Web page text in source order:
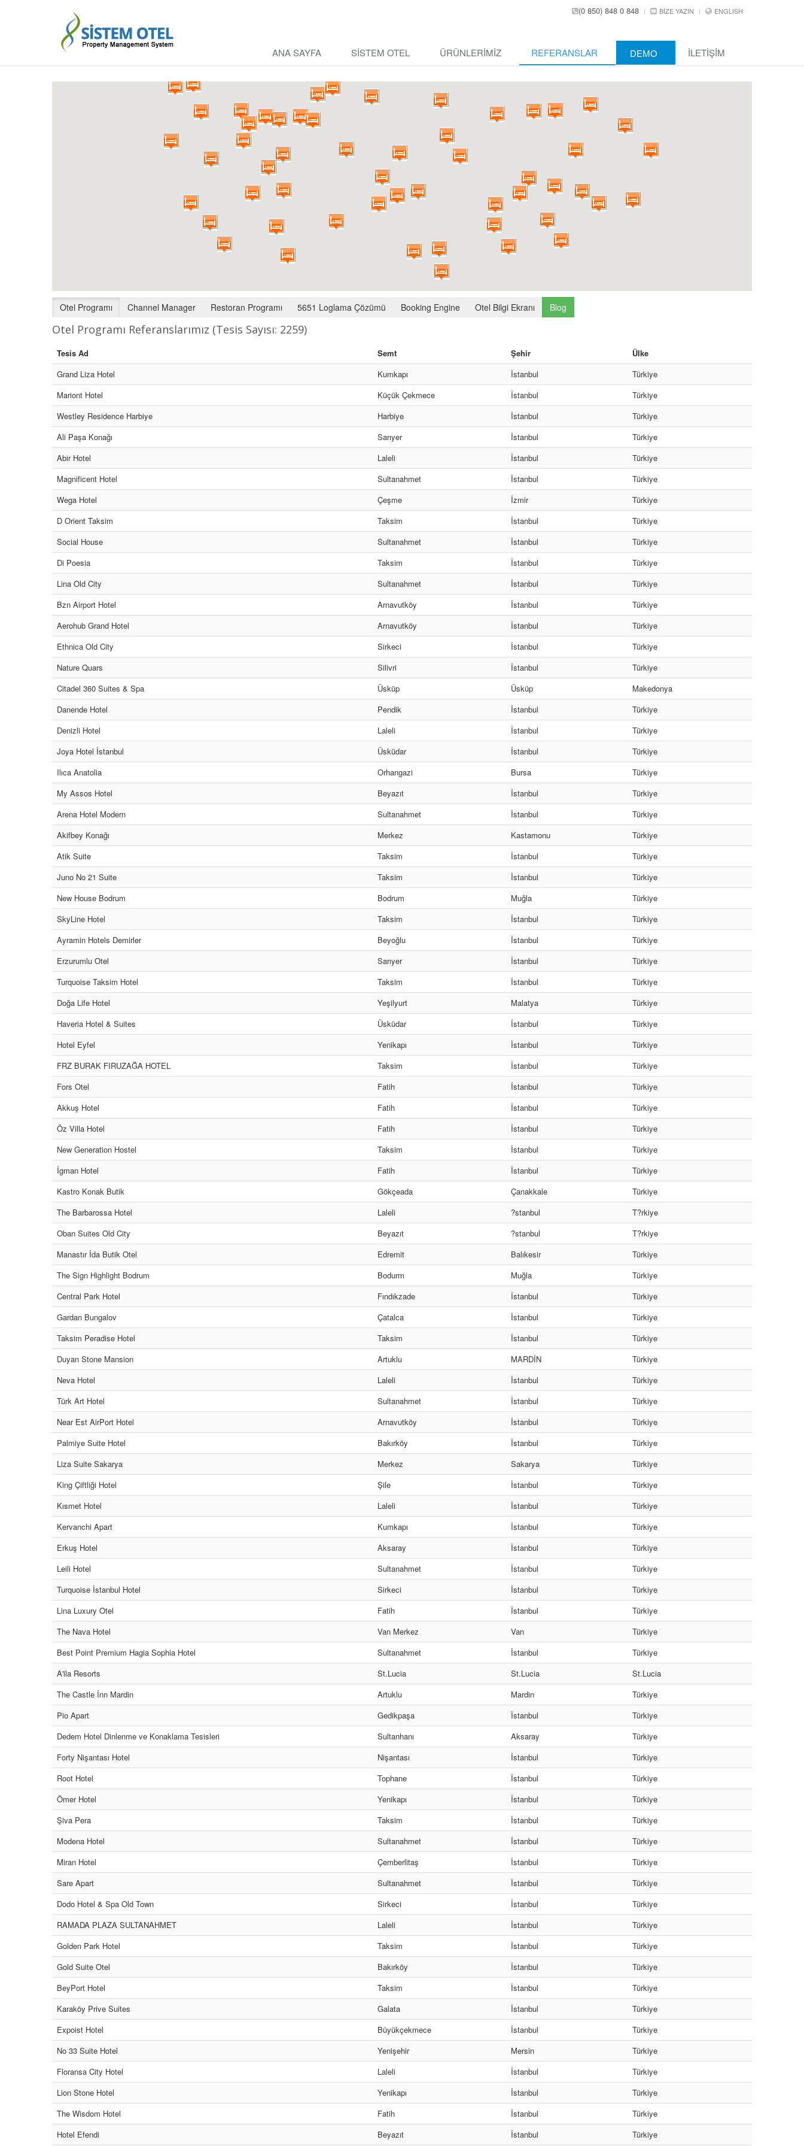
(0 850) 848 0 848 BIZE YAZIN ENGLISH
ANA SAYFA SISTEM OTEL ÜRÜNLERIMIZ REFERANSLAR DEMO İLETIŞIM
Otel Programı Channel Manager Restoran Programı 5651 Loglama Çözümü Booking Engine Otel Bilgi Ekranı Blog
Otel Programı Referanslarımız (Tesis Sayısı: 2259)
Tesis Ad Semt Şehir
Ülke
Grand Liza Hotel
Kumkapı İstanbul
Türkiye
Mariont Hotel
Küçük Çekmece İstanbul
Türkiye
Westley Residence Harbiye
Harbiye İstanbul
Türkiye
Ali Paşa Konağı
Sarıyer İstanbul
Türkiye
Abir Hotel
Laleli İstanbul
Türkiye
Magnificent Hotel
Sultanahmet İstanbul
Türkiye
Wega Hotel
Çeşme İzmir
Türkiye
D Orient Taksim
Taksim İstanbul
Türkiye
Social House
Sultanahmet İstanbul
Türkiye
Di Poesia
Taksim İstanbul
Türkiye
Lina Old City
Sultanahmet İstanbul
Türkiye
Bzn Airport Hotel
Arnavutköy İstanbul
Türkiye
Aerohub Grand Hotel
Arnavutköy İstanbul
Türkiye
Ethnica Old City
Sirkeci İstanbul
Türkiye
Nature Quars
Silivri İstanbul
Türkiye
Citadel 360 Suites & Spa
Üsküp Üsküp
Makedonya
Danende Hotel
Pendik İstanbul
Türkiye
Denizli Hotel
Laleli İstanbul
Türkiye
Joya Hotel İstanbul
Üsküdar İstanbul
Türkiye
Ilıca Anatolia
Orhangazi Bursa
Türkiye
My Assos Hotel
Beyazıt İstanbul
Türkiye
Arena Hotel Modern
Sultanahmet İstanbul
Türkiye
Akifbey Konağı
Merkez Kastamonu
Türkiye
Atik Suite
Taksim İstanbul
Türkiye
Juno No 21 Suite
Taksim İstanbul
Türkiye
New House Bodrum
Bodrum Muğla
Türkiye
SkyLine Hotel
Taksim İstanbul
Türkiye
Ayramin Hotels Demirler
Beyoğlu İstanbul
Türkiye
Erzurumlu Otel
Sarıyer İstanbul
Türkiye
Turquoise Taksim Hotel
Taksim İstanbul
Türkiye
Doğa Life Hotel
Yeşilyurt Malatya
Türkiye
Haveria Hotel & Suites
Üsküdar İstanbul
Türkiye
Hotel Eyfel
Yenikapı İstanbul
Türkiye
FRZ BURAK FIRUZAĞA HOTEL
Taksim İstanbul
Türkiye
Fors Otel
Fatih İstanbul
Türkiye
Akkuş Hotel
Fatih İstanbul
Türkiye
Öz Villa Hotel
Fatih İstanbul
Türkiye
New Generation Hostel
Taksim İstanbul
Türkiye
İgman Hotel
Fatih İstanbul
Türkiye
Kastro Konak Butik
Gökçeada Çanakkale
Türkiye
The Barbarossa Hotel
Laleli ?stanbul
T?rkiye
Oban Suites Old City
Beyazıt ?stanbul
T?rkiye
Manastır İda Butik Otel
Edremit Balıkesir
Türkiye
The Sign Highlight Bodrum
Bodurm Muğla
Türkiye
Central Park Hotel
Fındıkzade İstanbul
Türkiye
Gardan Bungalov
Çatalca İstanbul
Türkiye
Taksim Peradise Hotel
Taksim İstanbul
Türkiye
Duyan Stone Mansion
Artuklu MARDİN
Türkiye
Neva Hotel
Laleli İstanbul
Türkiye
Türk Art Hotel
Sultanahmet İstanbul
Türkiye
Near Est AirPort Hotel
Arnavutköy İstanbul
Türkiye
Palmiye Suite Hotel
Bakırköy İstanbul
Türkiye
Liza Suite Sakarya
Merkez Sakarya
Türkiye
King Çiftliği Hotel
Şile İstanbul
Türkiye
Kısmet Hotel
Laleli İstanbul
Türkiye
Kervanchi Apart
Kumkapı İstanbul
Türkiye
Erkuş Hotel
Aksaray İstanbul
Türkiye
Leili Hotel
Sultanahmet İstanbul
Türkiye
Turquoise İstanbul Hotel
Sirkeci İstanbul
Türkiye
Lina Luxury Otel
Fatih İstanbul
Türkiye
The Nava Hotel
Van Merkez Van
Türkiye
Best Point Premium Hagia Sophia Hotel
Sultanahmet İstanbul
Türkiye
A'ila Resorts
St.Lucia St.Lucia
St.Lucia
The Castle İnn Mardin
Artuklu Mardin
Türkiye
Pio Apart
Gedikpaşa İstanbul
Türkiye
Dedem Hotel Dinlenme ve Konaklama Tesisleri
Sultanhanı Aksaray
Türkiye
Forty Nişantası Hotel
Nişantası İstanbul
Türkiye
Root Hotel
Tophane İstanbul
Türkiye
Ömer Hotel
Yenikapı İstanbul
Türkiye
Şiva Pera
Taksim İstanbul
Türkiye
Modena Hotel
Sultanahmet İstanbul
Türkiye
Miran Hotel
Çemberlitaş İstanbul
Türkiye
Sare Apart
Sultanahmet İstanbul
Türkiye
Dodo Hotel & Spa Old Town
Sirkeci İstanbul
Türkiye
RAMADA PLAZA SULTANAHMET
Laleli İstanbul
Türkiye
Golden Park Hotel
Taksim İstanbul
Türkiye
Gold Suite Otel
Bakırköy İstanbul
Türkiye
BeyPort Hotel
Taksim İstanbul
Türkiye
Karaköy Prive Suites
Galata İstanbul
Türkiye
Expoist Hotel
Büyükçekmece İstanbul
Türkiye
No 33 Suite Hotel
Yenişehir Mersin
Türkiye
Floransa City Hotel
Laleli İstanbul
Türkiye
Lion Stone Hotel
Yenikapı İstanbul
Türkiye
The Wisdom Hotel
Fatih İstanbul
Türkiye
Hotel Efendi
Beyazıt İstanbul Türkiye